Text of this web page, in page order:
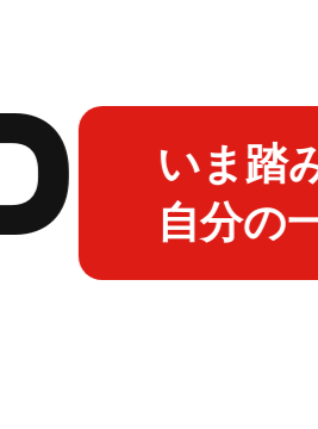
いま踏み出
自分の一歩